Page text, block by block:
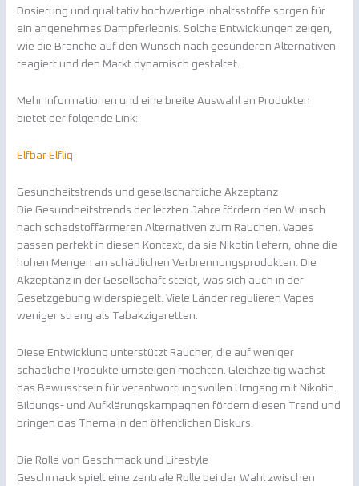
Dosierung und qualitativ hochwertige Inhaltsstoffe sorgen für
ein angenehmes Dampferlebnis. Solche Entwicklungen zeigen,
wie die Branche auf den Wunsch nach gesünderen Alternativen
reagiert und den Markt dynamisch gestaltet.
Mehr Informationen und eine breite Auswahl an Produkten
bietet der folgende Link:
Elfbar Elfliq
Gesundheitstrends und gesellschaftliche Akzeptanz
Die Gesundheitstrends der letzten Jahre fördern den Wunsch
nach schadstoffärmeren Alternativen zum Rauchen. Vapes
passen perfekt in diesen Kontext, da sie Nikotin liefern, ohne die
hohen Mengen an schädlichen Verbrennungsprodukten. Die
Akzeptanz in der Gesellschaft steigt, was sich auch in der
Gesetzgebung widerspiegelt. Viele Länder regulieren Vapes
weniger streng als Tabakzigaretten.
Diese Entwicklung unterstützt Raucher, die auf weniger
schädliche Produkte umsteigen möchten. Gleichzeitig wächst
das Bewusstsein für verantwortungsvollen Umgang mit Nikotin.
Bildungs- und Aufklärungskampagnen fördern diesen Trend und
bringen das Thema in den öffentlichen Diskurs.
Die Rolle von Geschmack und Lifestyle
Geschmack spielt eine zentrale Rolle bei der Wahl zwischen